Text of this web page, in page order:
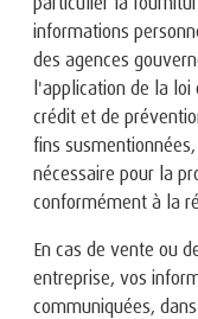
informations
des agences
l'application de la loi
crédit et de
fins
nécessaire pour la
conformément à la
En cas de vente ou
entreprise, vos
communiquées,